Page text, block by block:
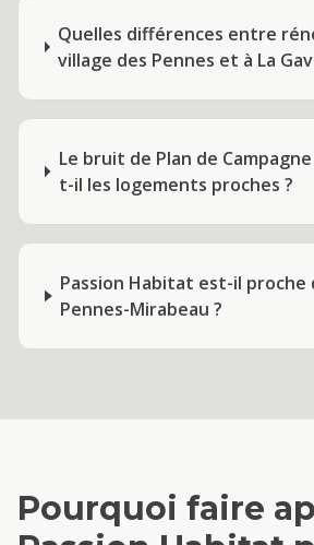
Quelles différences entre
village des Pennes et à La
Le bruit de Plan de
t-il les logements proches ?
Passion Habitat est-il proche
Pennes-Mirabeau ?
Pourquoi faire